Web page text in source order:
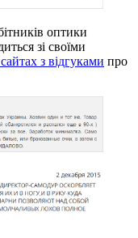
оптики
зі своїми
з відгуками про